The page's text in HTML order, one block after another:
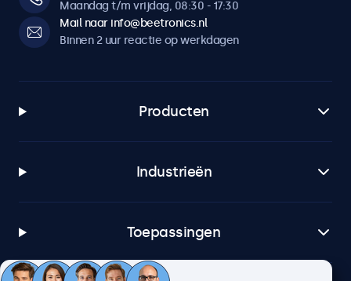
Software & compatibiliteit
Windows 8, 10, 11
Windows Embedded
Tahoe, Sequoia, Sonoma
Linux
Alle BrightsignOS versies
Maandag t/m vrijdag, 08:30 - 17:30
Mail naar info@beetronics.nl
Binnen 2 uur reactie op werkdagen
Producten
Industrieën
Toepassingen